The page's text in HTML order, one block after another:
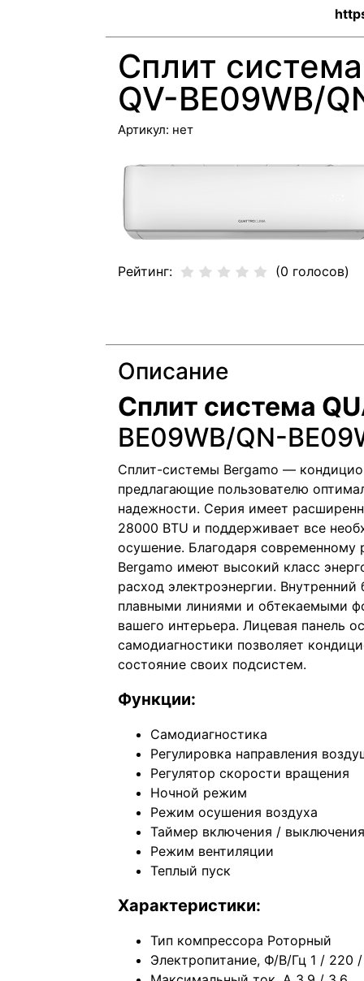
Сплит
QV-BE09WB/
Артикул: нет
Рейтинг: (0 голосов)
Описание
Сплит система
BE09WB/QN-
Сплит-системы Bergamo —
предлагающие пользователю
надежности. Серия имеет
28000 BTU и поддерживает все
осушение. Благодаря
Bergamo имеют высокий класс
расход электроэнергии.
плавными линиями и обтекаемыми
вашего интерьера. Лицевая панель
самодиагностики позволяет
состояние своих подсистем.
Функции:
Самодиагностика
Регулировка направления
Регулятор скорости вращения
Ночной режим
Режим осушения воздуха
Таймер включения / выключения
Режим вентиляции
Теплый пуск
Характеристики:
Тип компрессора Роторный
Электропитание, Ф/В/Гц 1 / 220